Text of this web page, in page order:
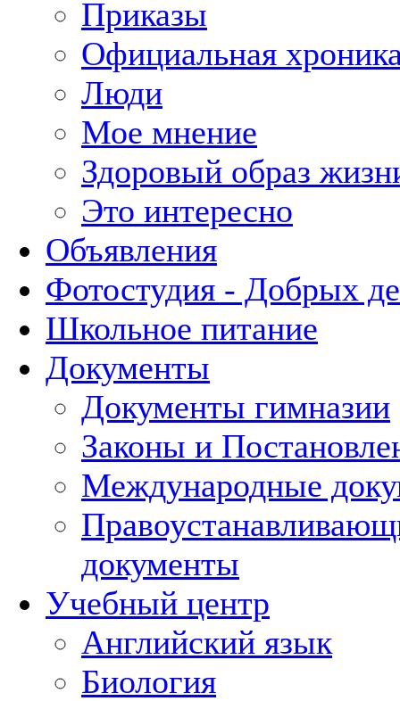
Приказы
Официальная
Люди
Мое мнение
Здоровый образ
Это интересно
Объявления
Фотостудия - Добрых
Школьное питание
Документы
Документы гимназии
Законы и
Международные
документы
Учебный центр
Английский язык
Биология